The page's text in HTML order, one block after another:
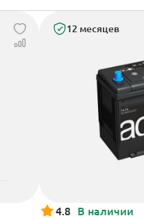
12 месяцев
4.8 В наличии